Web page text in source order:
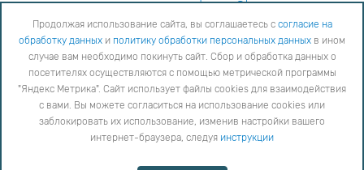
адрес редакцииya.stogova@ksc.ru
телефон редакции81555-79-516
Продолжая использование сайта, вы соглашаетесь с согласие на обработку данных
обработки персональных данных
в ином случае вам необходимо покинуть сайт. Сбор и обработка
данных о посетителях осуществляются с помощью метрической программы "Яндекс Метрика".
Сайт использует файлы cookies для взаимодействия с вами. Вы можете согласиться на
использование cookies или заблокировать их использование, изменив настройки вашего интернет-
Продолжая использование сайта, вы соглашаетесь с согласие на
обработку данных и политику обработки персональных данных в ином
случае вам необходимо покинуть сайт. Сбор и обработка данных о
посетителях осуществляются с помощью метрической программы
"Яндекс Метрика". Сайт использует файлы cookies для взаимодействия
с вами. Вы можете согласиться на использование cookies или
заблокировать их использование, изменив настройки вашего
интернет-браузера, следуя инструкции